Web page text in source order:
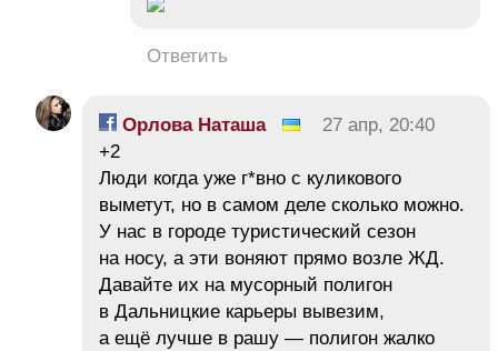
Ответить
Орлова Наташа
27 апр, 20:40
+2
Люди когда уже г*вно с куликового
выметут, но в самом деле сколько можно.
У нас в городе туристический сезон
на носу, а эти воняют прямо возле ЖД.
Давайте их на мусорный полигон
в Дальницкие карьеры вывезим,
а ещё лучше в рашу — полигон жалко